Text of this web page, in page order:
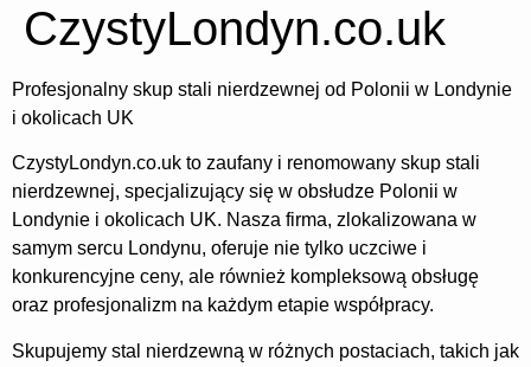
CzystyLondyn.co.uk
Profesjonalny skup stali nierdzewnej od Polonii w Londynie
i okolicach UK
CzystyLondyn.co.uk to zaufany i renomowany skup stali
nierdzewnej, specjalizujący się w obsłudze Polonii w
Londynie i okolicach UK. Nasza firma, zlokalizowana w
samym sercu Londynu, oferuje nie tylko uczciwe i
konkurencyjne ceny, ale również kompleksową obsługę
oraz profesjonalizm na każdym etapie współpracy.
Skupujemy stal nierdzewną w różnych postaciach, takich jak